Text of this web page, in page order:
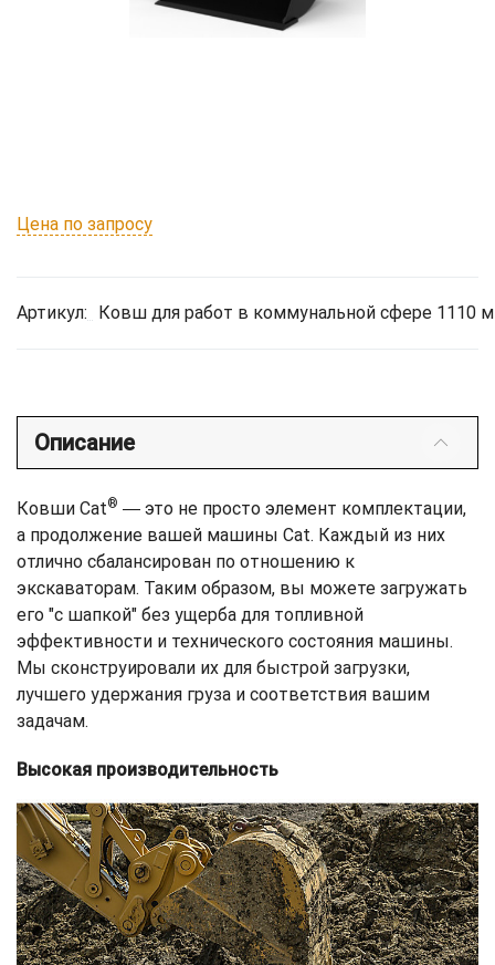
Цена по запросу
Артикул: Ковш для работ в коммунальной сфере 1110
Описание
Ковши Cat® ― это не просто элемент комплектации,
а продолжение вашей машины Cat. Каждый из них
отлично сбалансирован по отношению к
экскаваторам. Таким образом, вы можете загружать
его "с шапкой" без ущерба для топливной
эффективности и технического состояния машины.
Мы сконструировали их для быстрой загрузки,
лучшего удержания груза и соответствия вашим
задачам.
Высокая производительность